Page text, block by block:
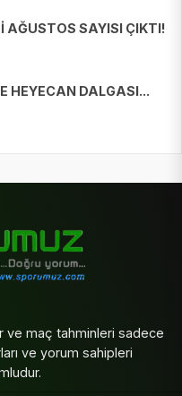
AĞUSTOS SAYISI ÇIKTI!
HEYECAN DALGASI...
ve maç tahminleri sadece
ve yorum sahipleri